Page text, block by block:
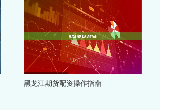
黑龙江期货配资操作指南